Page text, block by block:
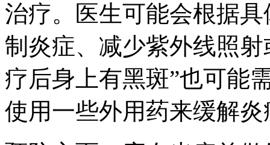
治疗。医生可能会根据
制炎症、减少紫外线照
疗后身上有黑斑”也可能
使用一些外用药来缓解炎